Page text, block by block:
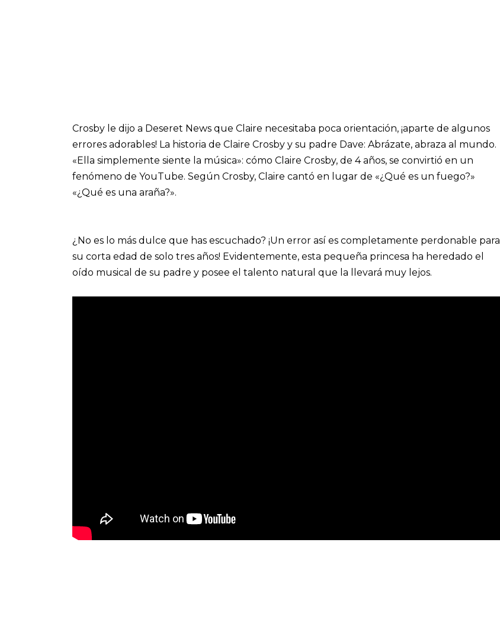
Crosby le dijo a Deseret News que Claire necesitaba poca orientación, ¡aparte de algunos
errores adorables! La historia de Claire Crosby y su padre Dave: Abrázate, abraza al mundo.
«Ella simplemente siente la música»: cómo Claire Crosby, de 4 años, se convirtió en un
fenómeno de YouTube. Según Crosby, Claire cantó en lugar de «¿Qué es un fuego?»
«¿Qué es una araña?».
¿No es lo más dulce que has escuchado? ¡Un error así es completamente perdonable para
su corta edad de solo tres años! Evidentemente, esta pequeña princesa ha heredado el
oído musical de su padre y posee el talento natural que la llevará muy lejos.